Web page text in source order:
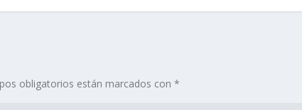
obligatorios están marcados con*